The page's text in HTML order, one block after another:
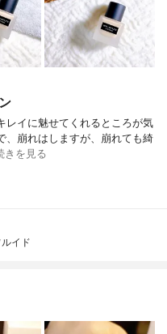
レイに魅せてくれるところが気
、崩れはしますが、崩れても綺
きを見る
イド